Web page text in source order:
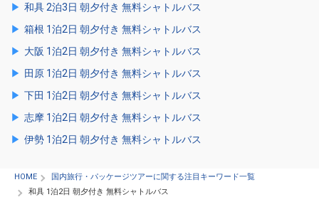
和具 2泊3日 朝夕付き 無料シャトルバス
箱根 1泊2日 朝夕付き 無料シャトルバス
大阪 1泊2日 朝夕付き 無料シャトルバス
田原 1泊2日 朝夕付き 無料シャトルバス
下田 1泊2日 朝夕付き 無料シャトルバス
志摩 1泊2日 朝夕付き 無料シャトルバス
伊勢 1泊2日 朝夕付き 無料シャトルバス
HOME
国内旅行・パッケージツアーに関する注目キーワード一覧
和具 1泊2日 朝夕付き 無料シャトルバス